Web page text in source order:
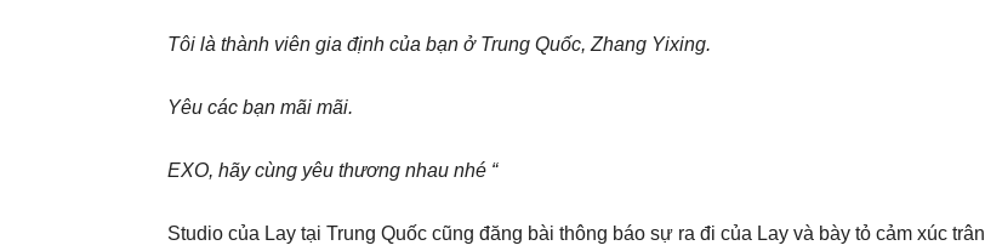
Tôi là thành viên gia định của bạn ở Trung Quốc, Zhang Yixing.
Yêu các bạn mãi mãi.
EXO, hãy cùng yêu thương nhau nhé “
Studio của Lay tại Trung Quốc cũng đăng bài thông báo sự ra đi của Lay và bày tỏ cảm xúc trân